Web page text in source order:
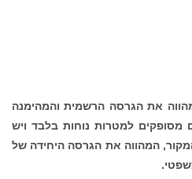
את הגרסה הרשמית והמהימנה
מסופקים למטרות נוחות בלבד ויש
המהווה את הגרסה היחידה של